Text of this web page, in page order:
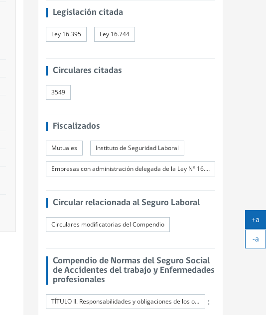
Legislación citada
Ley 16.395 Ley 16.744
Circulares citadas
3549
Fiscalizados
Mutuales Instituto de Seguridad Laboral
Empresas con administración delegada de la Ley N° 16.744
Circular relacionada al Seguro Laboral
Circulares modificatorias del Compendio
Compendio de Normas del Seguro Social
de Accidentes del trabajo y Enfermedades
profesionales
TÍTULO II. Responsabilidades y obligaciones de los organismos administradores y de los administradores delegados :
+a
-a